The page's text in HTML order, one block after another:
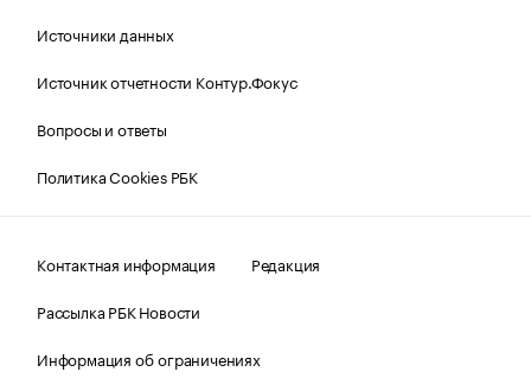
Источники данных
Источник отчетности Контур.Фокус
Вопросы и ответы
Политика Cookies РБК
Контактная информация
Редакция
Рассылка РБК Новости
Информация об ограничениях